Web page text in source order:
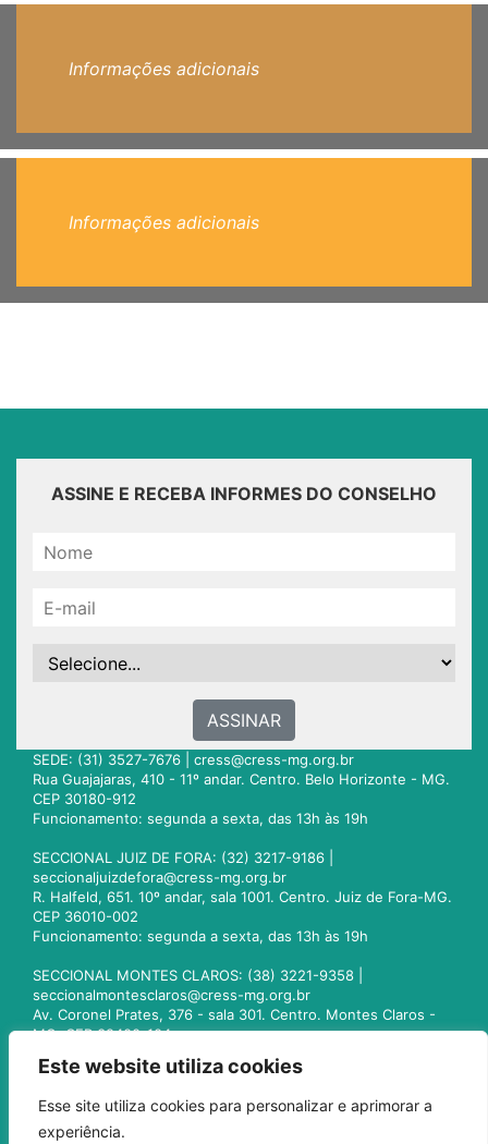
Este website utiliza cookies
Esse site utiliza cookies para personalizar e aprimorar a
experiência.
Informações adicionais
Informações adicionais
ASSINE E RECEBA INFORMES DO CONSELHO
ASSINAR
SEDE: (31) 3527-7676 | cress@cress-mg.org.br
Rua Guajajaras, 410 - 11º andar. Centro. Belo Horizonte - MG.
CEP 30180-912
Funcionamento: segunda a sexta, das 13h às 19h
SECCIONAL JUIZ DE FORA: (32) 3217-9186 |
seccionaljuizdefora@cress-mg.org.br
R. Halfeld, 651. 10º andar, sala 1001. Centro. Juiz de Fora-MG.
CEP 36010-002
Funcionamento: segunda a sexta, das 13h às 19h
SECCIONAL MONTES CLAROS: (38) 3221-9358 |
seccionalmontesclaros@cress-mg.org.br
Av. Coronel Prates, 376 - sala 301. Centro. Montes Claros -
MG. CEP 39400-104
seccionaluberlandia@cress-mg.org.br
Av. Afonso Pena, 547 - sala 101. Uberlândia - MG. CEP